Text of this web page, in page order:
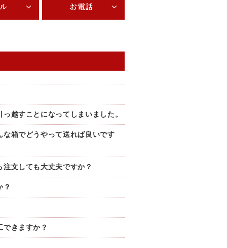
お電話
越すことになってしまいました。
箱でどうやって送れば良いです
文しても大丈夫ですか？
？
きますか？